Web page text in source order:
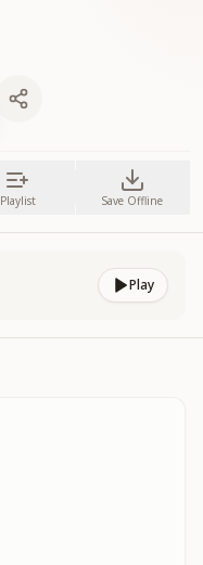
Playlist Save Offline
Play